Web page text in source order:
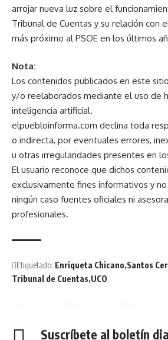
arrojar nueva luz sobre el
Tribunal de Cuentas y su relación con
más próximo al PSOE en los últimos
Nota:
Los contenidos publicados en este
y/o reelaborados mediante el uso de
inteligencia artificial.
elpuebloinforma.com declina toda
o indirecta, por eventuales errores,
u otras irregularidades presentes en
El usuario reconoce que dichos
exclusivamente fines informativos y
ningún caso fuentes oficiales ni
profesionales.
Etiquetado: Enriqueta Chicano Santos
Tribunal de Cuentas UCO
Suscríbete al boletín